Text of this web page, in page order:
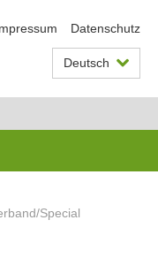
Datenschutz
Deutsch
Special